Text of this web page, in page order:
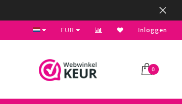
Kies voor de gratis inpakservice in je winkelwagen
EUR Inloggen
0